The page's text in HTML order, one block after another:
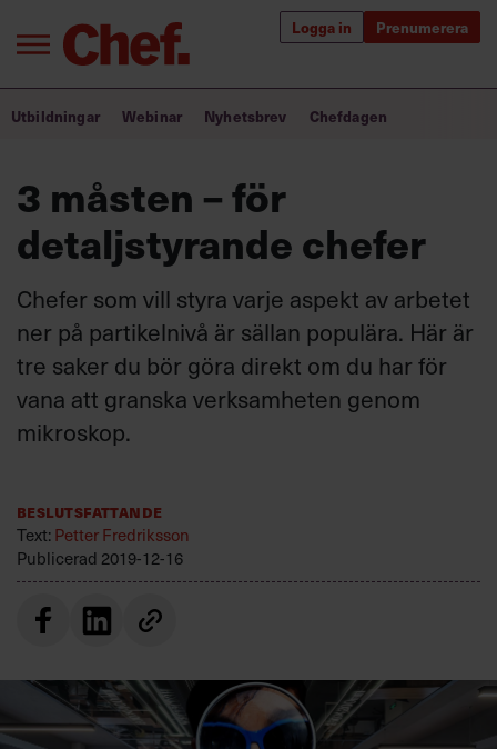
Logga in Prenumerera
Annonsera
Om oss
Villkor och policy för
personuppgiftsbehandling
efter:
Bra ledare förändrar världen
Innehåll från Chef
Utbildning för ledare
Chefakademin+
Populära utbildningar
Utbildningar Webinar Nyhetsbrev Chefdagen
3 måsten – för
detaljstyrande chefer
Chefer som vill styra varje aspekt av arbetet
ner på partikelnivå är sällan populära. Här är
tre saker du bör göra direkt om du har för
vana att granska verksamheten genom
mikroskop.
Beslutsfattande
Text:Petter Fredriksson
Publicerad 2019-12-16